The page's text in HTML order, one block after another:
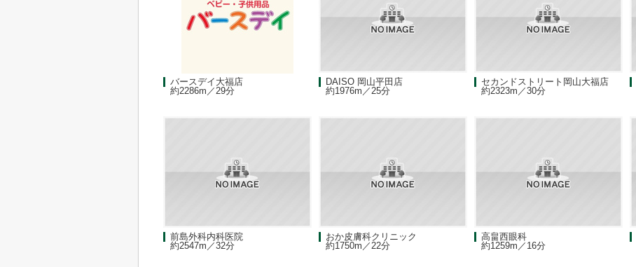
バースデイ大福店
約2286m／29分
DAISO 岡山平田店
約1976m／25分
セカンドストリート岡山大福店
約2323m／30分
前島外科内科医院
約2547m／32分
おか皮膚科クリニック
約1750m／22分
高畠西眼科
約1259m／16分